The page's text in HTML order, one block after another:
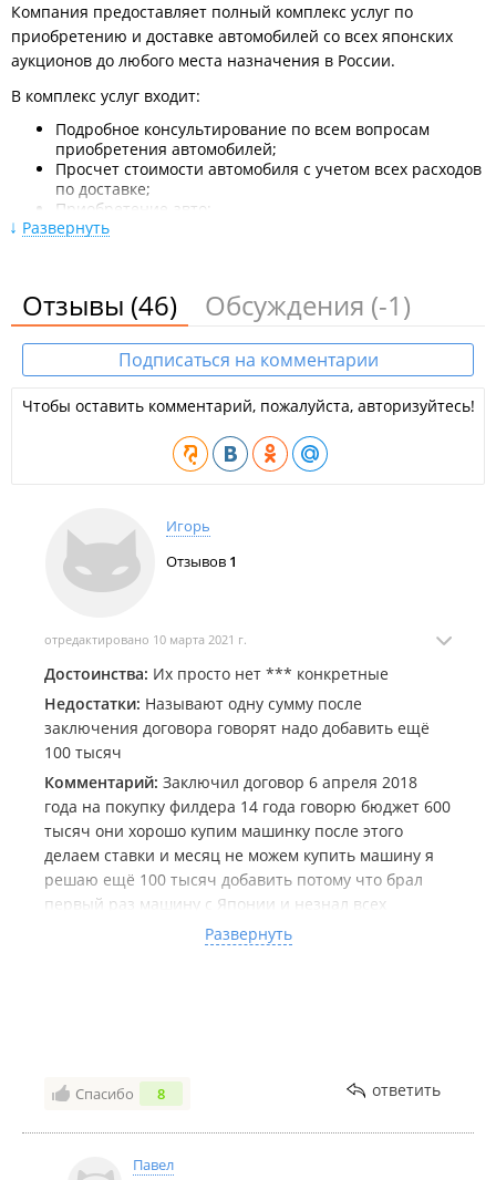
Компания предоставляет полный комплекс услуг по
приобретению и доставке автомобилей со всех японских
аукционов до любого места назначения в России.
В комплекс услуг входит:
Подробное консультирование по всем вопросам
приобретения автомобилей;
Просчет стоимости автомобиля с учетом всех расходов
по доставке;
Приобретение авто;
Поиск автомобилей на всех аукционах Японии и Кореи,
Доставка автомобилей в порт отправки с любой
префектуры Японии;
Фотоопись авто перед отправкой в Россию;
Подготовка экспортных документов и контроль за
Таможенное оформление.
ООО "Перспектива ВЛ".
Развернуть
Отзывы (46) Обсуждения (-1)
Подписаться на комментарии
Чтобы оставить комментарий, пожалуйста, авторизуйтесь!
Игорь
Отзывов 1
отредактировано 10 марта 2021 г.
Достоинства: Их просто нет *** конкретные
Недостатки: Называют одну сумму после
заключения договора говорят надо добавить ещë
100 тысяч
Комментарий: Заключил договор 6 апреля 2018
года на покупку филдера 14 года говорю бюджет 600
тысяч они хорошо купим машинку после этого
делаем ставки и месяц не можем купить машину я
решаю ещë 100 тысяч добавить потому что брал
первый раз машину с Японии и незнал всех
тонкостей а вышел я на эту компанию посмотрев
пирожка килина в итоге берëм машину 8 мая за 593
эту компанию вас там обдерут с ног до головы. P. S.
Развернуть
Спасибо 8 ответить
Павел